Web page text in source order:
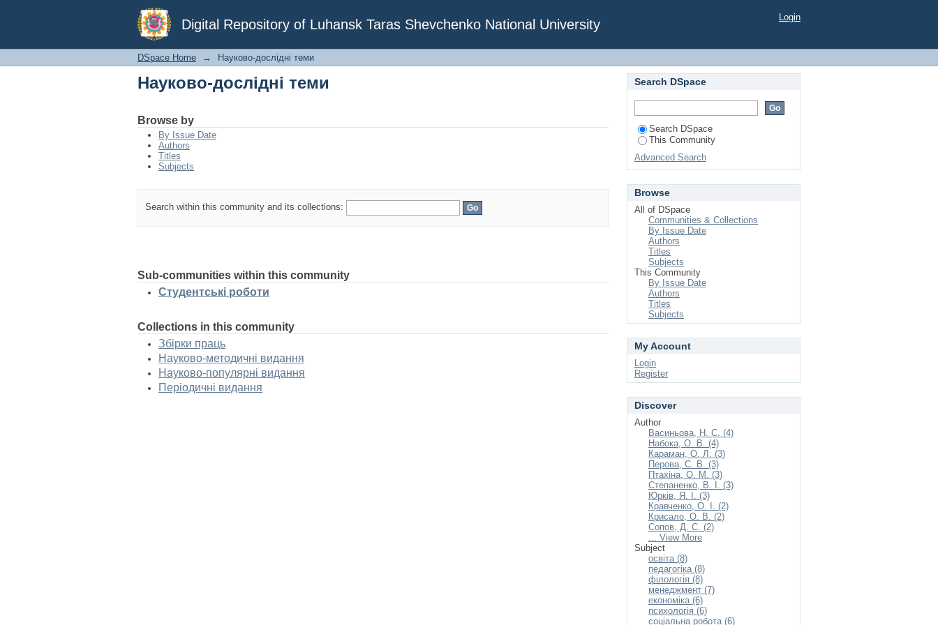
Digital Repository of Luhansk Taras Shevchenko National University
Науково-дослідні теми Login
DSpace Home → Науково-дослідні теми
Науково-дослідні теми
Browse by
By Issue Date
Authors
Titles
Subjects
Search within this community and its collections:
Sub-communities within this community
Студентські роботи
Collections in this community
Збірки праць
Науково-методичні видання
Науково-популярні видання
Періодичні видання
Search DSpace
Search DSpace
This Community
Advanced Search
Browse
All of DSpace
Communities & Collections
By Issue Date
Authors
Titles
Subjects
This Community
By Issue Date
Authors
Titles
Subjects
My Account
Login
Register
Discover
Author
Васиньова, Н. С. (4)
Набока, О. В. (4)
Караман, О. Л. (3)
Перова, С. В. (3)
Птахіна, О. М. (3)
Степаненко, В. І. (3)
Юрків, Я. І. (3)
Кравченко, О. І. (2)
Крисало, О. В. (2)
Сопов, Д. С. (2)
... View More
Subject
освіта (8)
педагогіка (8)
філологія (8)
менеджмент (7)
економіка (6)
психологія (6)
соціальна робота (6)